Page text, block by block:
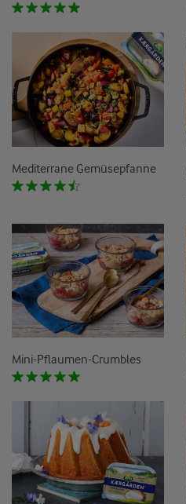
Mediterrane Gemüsepfanne
Mini-Pflaumen-Crumbles